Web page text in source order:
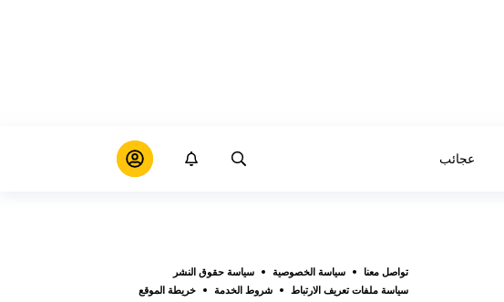
عجائب
تواصل معنا سياسة الخصوصية
سياسة حقوق النشر
سياسة ملفات تعريف الارتباط
شروط الخدمة
خريطة الموقع